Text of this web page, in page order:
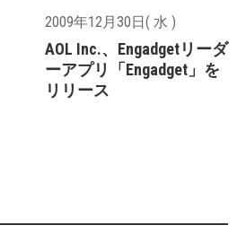
2009年12月30日( 水 )
AOL Inc.、Engadgetリーダ
ーアプリ「Engadget」を
リリース